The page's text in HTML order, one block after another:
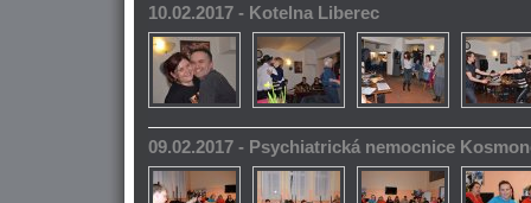
10.02.2017 - Kotelna Liberec
09.02.2017 - Psychiatrická nemocnice